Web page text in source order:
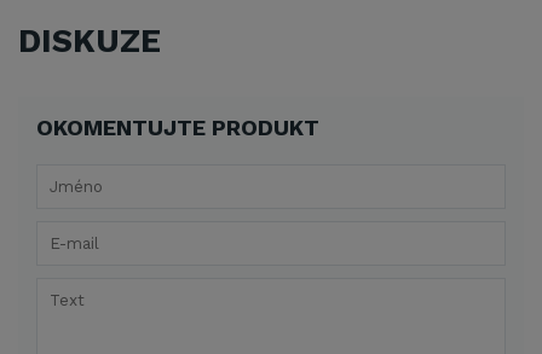
DISKUZE
OKOMENTUJTE PRODUKT